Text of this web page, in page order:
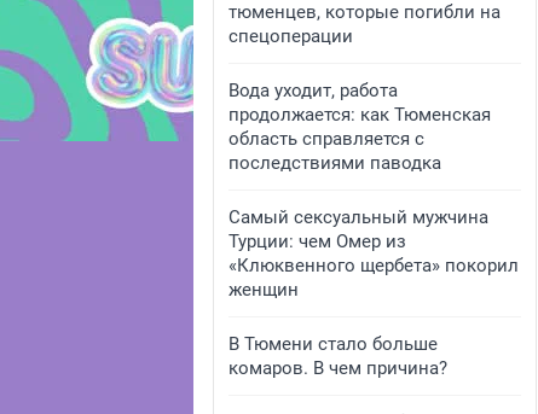
тюменцев, которые погибли на
спецоперации
Вода уходит, работа
продолжается: как Тюменская
область справляется с
последствиями паводка
Самый сексуальный мужчина
Турции: чем Омер из
«Клюквенного щербета» покорил
женщин
В Тюмени стало больше
комаров. В чем причина?